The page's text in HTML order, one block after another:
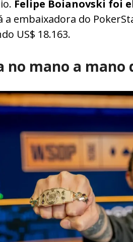
Felipe Boianovski foi
a embaixadora do
US$ 18.163.
no mano a mano